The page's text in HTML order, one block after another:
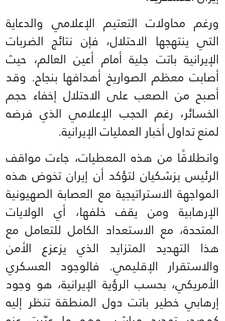
ورغم محاولات التعتيم الإعلامي والدعاية
التي ينتهجها الاحتلال، فإن نتائج الضربات
الإيرانية باتت جلية أمام أعين العالم، حيث
أصابت معظم الصواريخ أهدافها بنجاح. وقد
أصبح من الصعب على الاحتلال إخفاء حجم
الخسائر، رغم الحجب الإعلامي الذي فرضه
لمنع تداول أخبار العمليات الإيرانية.
وانطلاقًا من هذه المعطيات، جاءت مواقف
الرئيس بزشكيان لتؤكد أن إيران تخوض هذه
المواجهة الاستراتيجية مع العصابة الصهيونية
الإرهابية ومن يقف خلفها، أي الولايات
المتحدة، مع الاستعداد الكامل للتعامل مع
هذا التهديد المتزايد الذي يزعزع الأمن
والاستقرار الإقليمي. فالوجود العسكري
الأمريكي، بحسب الرؤية الإيرانية، هو وجود
إرهابي خطير باتت دول المنطقة تنظر إليه